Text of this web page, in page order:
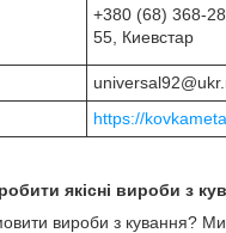
+380 (68) 368-
55, Киевстар
https://
якісні вироби з
вироби з кування?